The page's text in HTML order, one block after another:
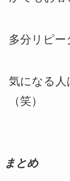
多分リピー
気になる人
（笑）
まとめ